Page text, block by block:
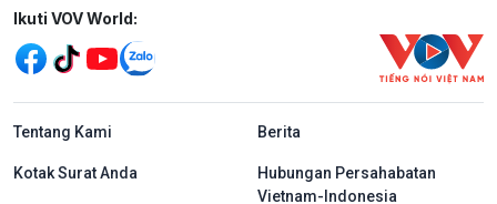
Mạng xã hội
Ikuti VOV World:
menu footer tiếng Indo
Tentang Kami Berita
Kotak Surat Anda
Hubungan Persahabatan
Vietnam-Indonesia